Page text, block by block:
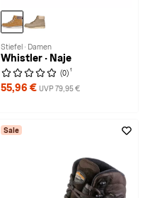
Stiefel · Damen
Whistler · Naje
(0) 1
55,96 € UVP 79,95 €
Sale